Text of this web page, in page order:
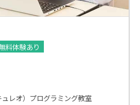
料体験あり
レオ）プログラミング教室